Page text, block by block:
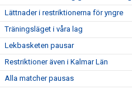
Lättnader i restriktionerna för yngre
Träningsläget i våra lag
Lekbasketen pausar
Restriktioner även i Kalmar Län
Alla matcher pausas